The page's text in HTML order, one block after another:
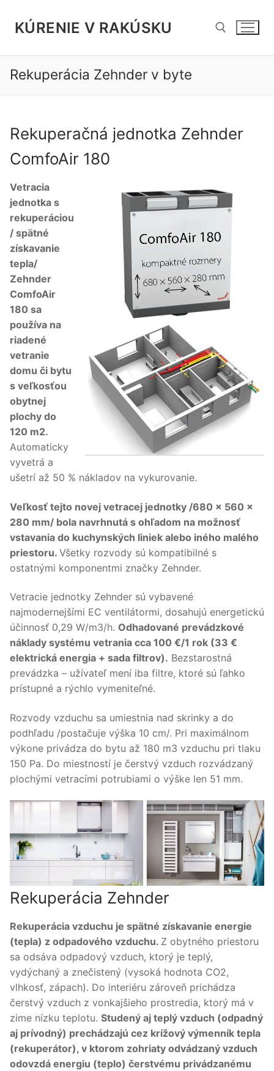
KÚRENIE V RAKÚSKU
Hľadať:
Rekuperácia Zehnder v byte
Rekuperačná jednotka Zehnder
ComfoAir 180
Vetracia
jednotka s
rekuperáciou
/ spätné
získavanie
tepla/
Zehnder
ComfoAir
180 sa
používa na
riadené
vetranie
domu či bytu
s veľkosťou
obytnej
plochy do
120 m2.
Automaticky
vyvetrá a
ušetrí až 50 % nákladov na vykurovanie.
Veľkosť tejto novej vetracej jednotky /680 × 560 ×
280 mm/ bola navrhnutá s ohľadom na možnosť
vstavania do kuchynských liniek alebo iného malého
priestoru. Všetky rozvody sú kompatibilné s
ostatnými komponentmi značky Zehnder.
Vetracie jednotky Zehnder sú vybavené
najmodernejšími EC ventilátormi, dosahujú energetickú
účinnosť 0,29 W/m3/h. Odhadované prevádzkové
náklady systému vetrania cca 100 €/1 rok (33 €
elektrická energia + sada filtrov). Bezstarostná
prevádzka – užívateľ mení iba filtre, ktoré sú ľahko
prístupné a rýchlo vymeniteľné.
Rozvody vzduchu sa umiestnia nad skrinky a do
podhľadu /postačuje výška 10 cm/. Pri maximálnom
výkone privádza do bytu až 180 m3 vzduchu pri tlaku
150 Pa. Do miestností je čerstvý vzduch rozvádzaný
plochými vetracími potrubiami o výške len 51 mm.
Rekuperácia Zehnder
Rekuperácia vzduchu je spätné získavanie energie
(tepla) z odpadového vzduchu. Z obytného priestoru
sa odsáva odpadový vzduch, ktorý je teplý,
vydýchaný a znečistený (vysoká hodnota CO2,
vlhkosť, zápach). Do interiéru zároveň prichádza
čerstvý vzduch z vonkajšieho prostredia, ktorý má v
zime nízku teplotu. Studený aj teplý vzduch (odpadný
aj prívodný) prechádzajú cez krížový výmenník tepla
(rekuperátor), v ktorom zohriaty odvádzaný vzduch
odovzdá energiu (teplo) čerstvému privádzanému